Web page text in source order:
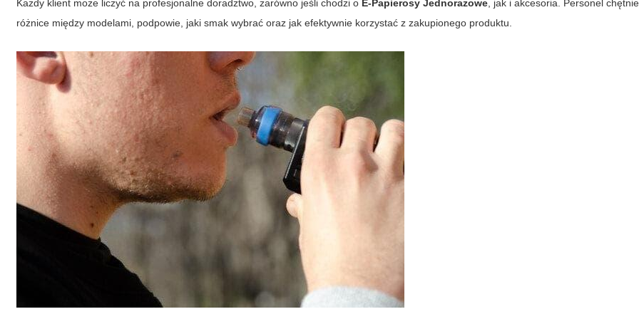
Każdy klient może liczyć na profesjonalne doradztwo, zarówno jeśli chodzi o E-Papierosy Jednorazowe , jak i akcesoria. Personel
różnice między modelami, podpowie, jaki smak wybrać oraz jak efektywnie korzystać z zakupionego produktu.